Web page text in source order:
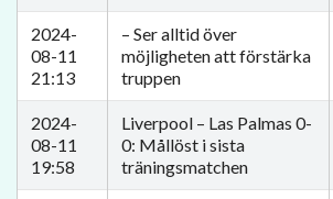
2024-
08-11
21:13
– Ser alltid över
möjligheten att förstärka
truppen
2024-
08-11
19:58
Liverpool – Las Palmas 0-
0: Mållöst i sista
träningsmatchen